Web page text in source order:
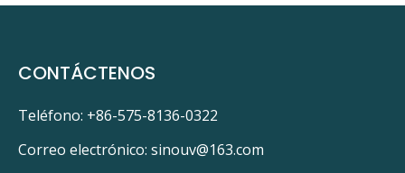
CONTÁCTENOS
Teléfono: +86-575-8136-0322
Correo electrónico: sinouv@163.com